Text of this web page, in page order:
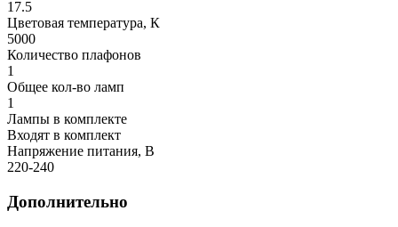
17.5
Цветовая температура, К
5000
Количество плафонов
1
Общее кол-во ламп
1
Лампы в комплекте
Входят в комплект
Напряжение питания, В
220-240
Дополнительно